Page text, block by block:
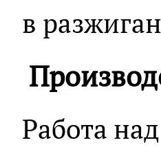
в
Работа